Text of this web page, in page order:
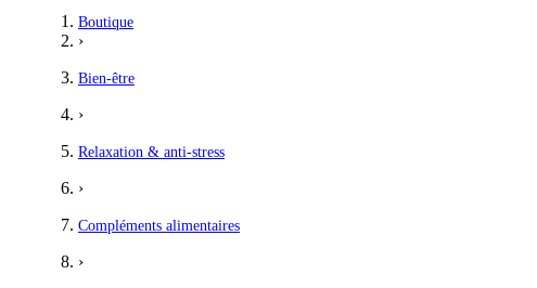
Boutique
›
Bien-être
›
Relaxation & anti-stress
›
Compléments alimentaires
›